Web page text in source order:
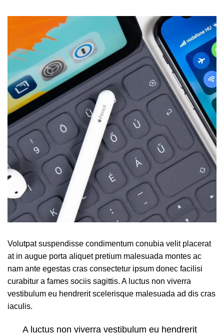
Volutpat suspendisse condimentum conubia velit placerat
at in augue porta aliquet pretium malesuada montes ac
nam ante egestas cras consectetur ipsum donec facilisi
curabitur a fames sociis sagittis. A luctus non viverra
vestibulum eu hendrerit scelerisque malesuada ad dis cras
iaculis.
A luctus non viverra vestibulum eu hendrerit